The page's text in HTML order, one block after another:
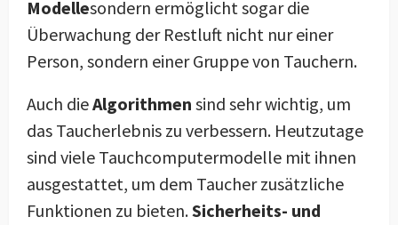
Modellesondern ermöglicht sogar die
Überwachung der Restluft nicht nur einer
Person, sondern einer Gruppe von Tauchern.
Auch dieAlgorithmen sind sehr wichtig, um
das Taucherlebnis zu verbessern. Heutzutage
sind viele Tauchcomputermodelle mit ihnen
ausgestattet, um dem Taucher zusätzliche
Funktionen zu bieten.Sicherheits- und